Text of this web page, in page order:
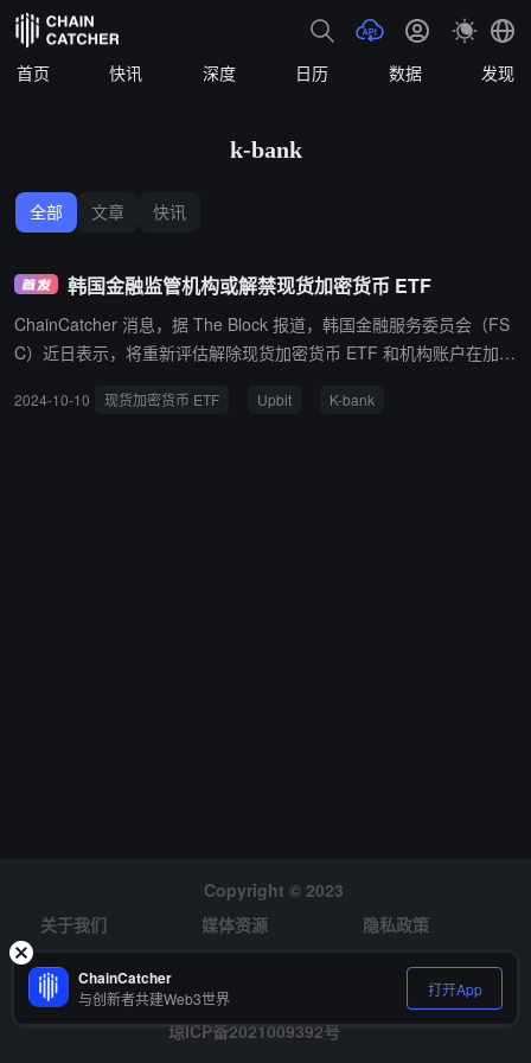
首页 快讯 深度 日历 数据 发现
k-bank
全部 文章 快讯
韩国金融监管机构或解禁现货加密货币 ETF
ChainCatcher 消息，据 The Block 报道，韩国金融服务委员会（FS
C）近日表示，将重新评估解除现货加密货币 ETF 和机构账户在加密
重大转变。 据悉，FSC 新成立的加密货币委员会将审查现行禁令。
2024-10-10 现货加密货币 ETF Upbit K-bank
Copyright © 2023
关于我们
媒体资源
隐私政策
风险提示
招聘
琼ICP备2021009392号
ChainCatcher
与创新者共建Web3世界 打开App